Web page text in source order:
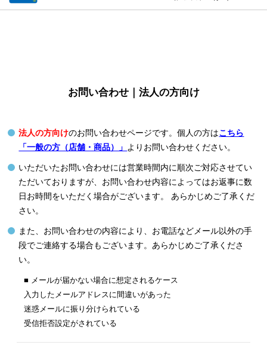
お問い合わせ｜法人の方向け
法人の方向けのお問い合わせページです。個人の方はこちら
「一般の方（店舗・商品）」 よりお問い合わせください。
いただいたお問い合わせには営業時間内に順次ご対応させてい
ただいておりますが、お問い合わせ内容によってはお返事に数
日お時間をいただく場合がございます。 あらかじめご了承くだ
さい。
また、お問い合わせの内容により、お電話などメール以外の手
段でご連絡する場合もございます。あらかじめご了承くださ
い。
■ メールが届かない場合に想定されるケース
入力したメールアドレスに間違いがあった
迷惑メールに振り分けられている
受信拒否設定がされている